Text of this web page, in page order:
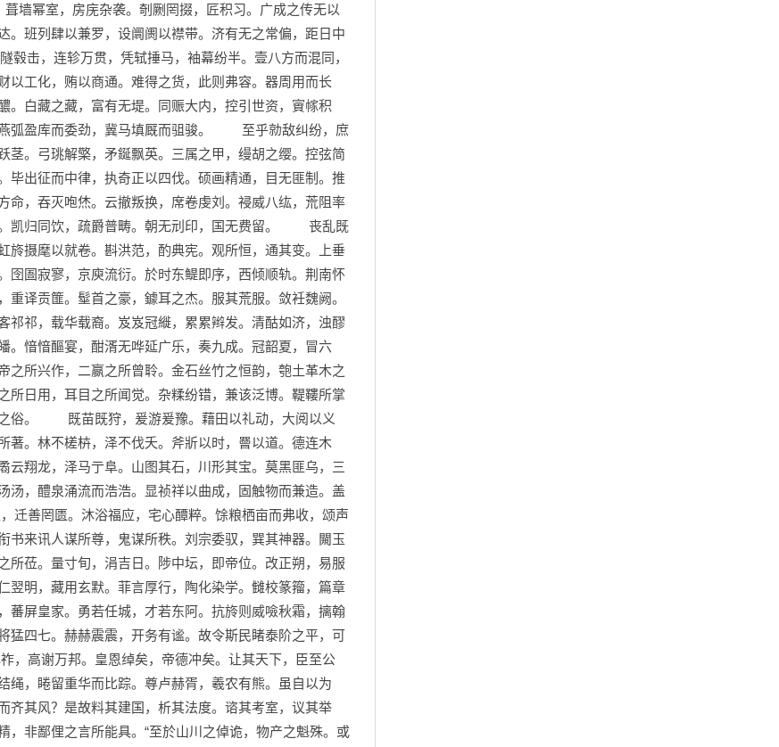
墙幂室，房庑杂袭。剞劂罔掇，匠积习。广成之传无以
。班列肆以兼罗，设阛阓以襟带。济有无之常偏，距日中
毂击，连轸万贯，凭轼捶马，袖幕纷半。壹八方而混同，
以工化，贿以商通。难得之货，此则弗容。器周用而长
。白藏之藏，富有无堤。同赈大内，控引世资，賨幏积
燕弧盈库而委劲，冀马填厩而驵骏。 至乎勍敌纠纷，庶
茎。弓珧解檠，矛鋋飘英。三属之甲，缦胡之缨。控弦简
毕出征而中律，执奇正以四伐。硕画精通，目无匪制。推
命，吞灭咆烋。云撤叛换，席卷虔刘。祲威八纮，荒阻率
。凯归同饮，疏爵普畴。朝无刓印，国无费留。 丧乱既
旍摄麾以就卷。斟洪范，酌典宪。观所恒，通其变。上垂
囹圄寂寥，京庾流衍。於时东鳀即序，西倾顺轨。荆南怀
译贡篚。髽首之豪，鐻耳之杰。服其荒服。敛衽魏阙。
祁祁，载华载裔。岌岌冠縰，累累辫发。清酤如济，浊醪
。愔愔醧宴，酣湑无哗延广乐，奏九成。冠韶夏，冒六
之所兴作，二嬴之所曾聆。金石丝竹之恒韵，匏土革木之
所日用，耳目之所闻觉。杂糅纷错，兼该泛博。鞮鞻所掌
之俗。 既苗既狩，爰游爰豫。藉田以礼动，大阅以义
著。林不槎枿，泽不伐夭。斧斨以时，罾以道。德连木
云翔龙，泽马亍阜。山图其石，川形其宝。莫黑匪乌，三
汤，醴泉涌流而浩浩。显祯祥以曲成，固触物而兼造。盖
善罔匮。沐浴福应，宅心醰粹。馀粮栖亩而弗收，颂声
书来讯人谋所尊，鬼谋所秩。刘宗委驭，巽其神器。闚玉
所莅。量寸旬，涓吉日。陟中坛，即帝位。改正朔，易服
翌明，藏用玄默。菲言厚行，陶化染学。雠校篆籀，篇章
蕃屏皇家。勇若任城，才若东阿。抗旍则威噞秋霜，摛翰
猛四七。赫赫震震，开务有谧。故令斯民睹泰阶之平，可
高谢万邦。皇恩绰矣，帝德冲矣。让其天下，臣至公
绳，睠留重华而比踪。尊卢赫胥，羲农有熊。虽自以为
齐其风？是故料其建国，析其法度。谘其考室，议其举
，非鄙俚之言所能具。“至於山川之倬诡，物产之魁殊。或